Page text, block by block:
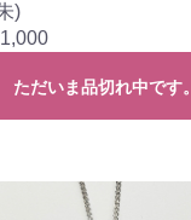
)
ただいま品切れ中です。